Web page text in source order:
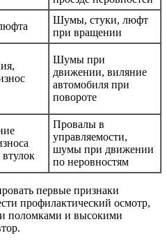
Шумы, стуки, люфт
при вращении
Шумы при
движении, виляние
автомобиля при
повороте
Провалы в
управляемости,
шумы при движении
по неровностям
первые признаки
профилактический осмотр,
поломками и высокими